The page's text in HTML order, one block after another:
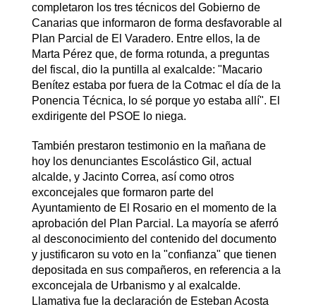
completaron los tres técnicos del Gobierno de
Canarias que informaron de forma desfavorable al
Plan Parcial de El Varadero. Entre ellos, la de
Marta Pérez que, de forma rotunda, a preguntas
del fiscal, dio la puntilla al exalcalde: "Macario
Benítez estaba por fuera de la Cotmac el día de la
Ponencia Técnica, lo sé porque yo estaba allí". El
exdirigente del PSOE lo niega.
También prestaron testimonio en la mañana de
hoy los denunciantes Escolástico Gil, actual
alcalde, y Jacinto Correa, así como otros
exconcejales que formaron parte del
Ayuntamiento de El Rosario en el momento de la
aprobación del Plan Parcial. La mayoría se aferró
al desconocimiento del contenido del documento
y justificaron su voto en la "confianza" que tienen
depositada en sus compañeros, en referencia a la
exconcejala de Urbanismo y al exalcalde.
Llamativa fue la declaración de Esteban Acosta